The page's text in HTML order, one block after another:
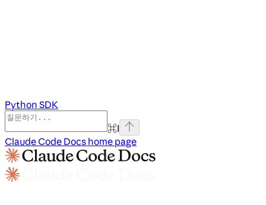
Python SDK
⌘I
Claude Code Docs home page